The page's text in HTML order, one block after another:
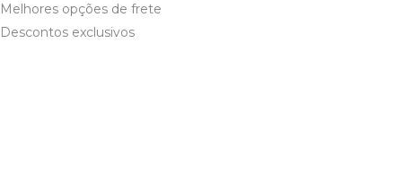
Melhores opções de frete
Descontos exclusivos